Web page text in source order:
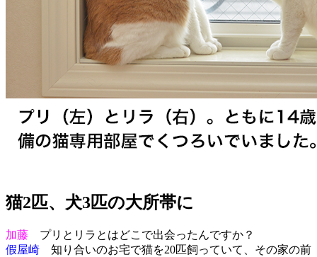
猫2匹、犬3匹の大所帯に
加藤 プリとリラとはどこで出会ったんですか？
假屋崎 知り合いのお宅で猫を20匹飼っていて、その家の前